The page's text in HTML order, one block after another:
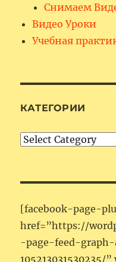
Снимаем
Видео Уроки
Учебная
КАТЕГОРИИ
Категории
[facebook-page-
href=”https://
-page-feed-
105213031530235/